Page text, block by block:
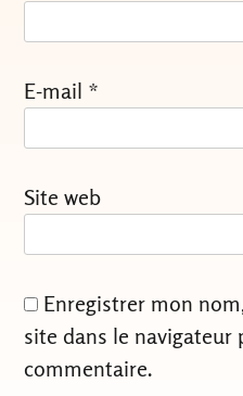
E-mail *
Site web
Enregistrer mon
site dans le
commentaire.